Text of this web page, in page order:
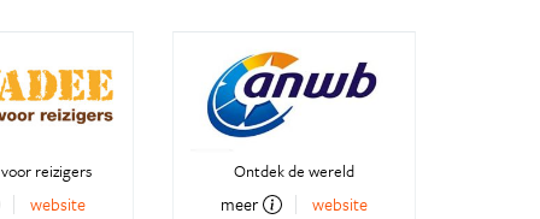
reizigers
website
Ontdek de wereld
meer website